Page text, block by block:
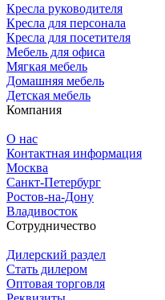
Кресла руководителя
Кресла для персонала
Кресла для посетителя
Мебель для офиса
Мягкая мебель
Домашняя мебель
Детская мебель
Компания
О нас
Контактная информация
Москва
Санкт-Петербург
Ростов-на-Дону
Владивосток
Сотрудничество
Дилерский раздел
Стать дилером
Оптовая торговля